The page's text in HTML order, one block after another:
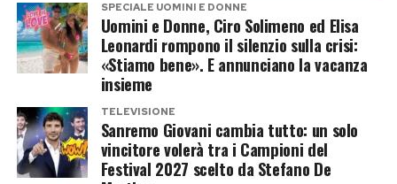
SPECIALE UOMINI E DONNE
Uomini e Donne, Ciro Solimeno ed Elisa
Leonardi rompono il silenzio sulla crisi:
«Stiamo bene». E annunciano la vacanza
insieme
TELEVISIONE
Sanremo Giovani cambia tutto: un solo
vincitore volerà tra i Campioni del
Festival 2027 scelto da Stefano De